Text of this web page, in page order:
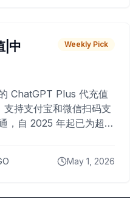
|中
Weekly Pick
ChatGPT Plus 代充值
持支付宝和微信扫码支
，自 2025 年起已为超过
May 1, 2026